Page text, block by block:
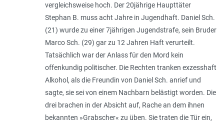
vergleichsweise hoch. Der 20jährige Haupttäter
Stephan B. muss acht Jahre in Jugendhaft. Daniel Sch.
(21) wurde zu einer 7jährigen Jugendstrafe, sein Bruder
Marco Sch. (29) gar zu 12 Jahren Haft verurteilt.
Tatsächlich war der Anlass für den Mord kein
offenkundig politischer. Die Rechten tranken exzesshaft
Alkohol, als die Freundin von Daniel Sch. anrief und
sagte, sie sei von einem Nachbarn belästigt worden. Die
drei brachen in der Absicht auf, Rache an dem ihnen
bekannten »Grabscher« zu üben. Sie traten die Tür ein,